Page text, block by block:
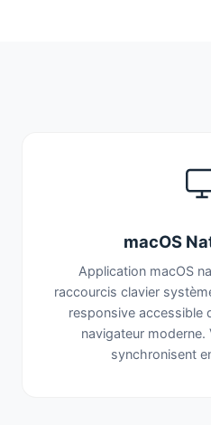
macOS
Application macOS
raccourcis clavier
responsive accessible
navigateur
synchronisent